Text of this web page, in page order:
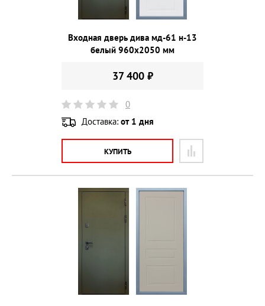
Входная дверь дива мд-61 н-13
белый 960х2050 мм
37 400 ₽
0
Доставка: от 1 дня
КУПИТЬ